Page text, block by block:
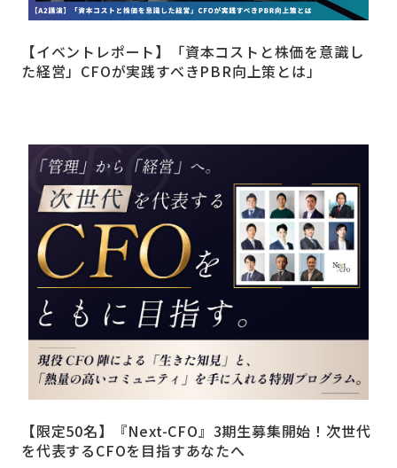
【イベントレポート】「資本コストと株価を意識し
た経営」CFOが実践すべきPBR向上策とは」
【限定50名】『Next-CFO』3期生募集開始！次世代
を代表するCFOを目指すあなたへ